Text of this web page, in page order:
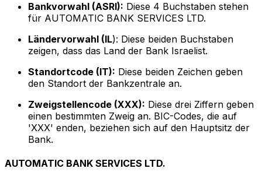
Bankvorwahl (ASRI): Diese 4 Buchstaben stehen
für AUTOMATIC BANK SERVICES LTD.
Ländervorwahl (IL): Diese beiden Buchstaben
zeigen, dass das Land der Bank Israelist.
Standortcode (IT): Diese beiden Zeichen geben
den Standort der Bankzentrale an.
Zweigstellencode (XXX): Diese drei Ziffern geben
einen bestimmten Zweig an. BIC-Codes, die auf
'XXX' enden, beziehen sich auf den Hauptsitz der
Bank.
AUTOMATIC BANK SERVICES LTD.